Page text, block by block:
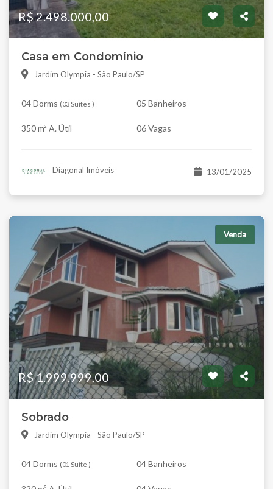
R$ 2.498.000,00
Casa em Condomínio
Jardim Olympia - São Paulo/SP
04 Dorms (03 Suítes ) 05 Banheiros
350 m² A. Útil 06 Vagas
Diagonal Imóveis 13/01/2025
Venda
R$ 1.999.999,00
Sobrado
Jardim Olympia - São Paulo/SP
04 Dorms (01 Suíte ) 04 Banheiros